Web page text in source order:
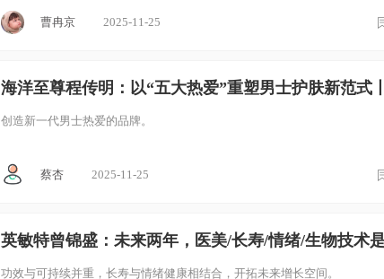
曹冉京 2025-11-25
海洋至尊程传明：以“五大热爱”重塑男士护肤新范式
创造新一代男士热爱的品牌。
蔡杏 2025-11-25
功效与可持续并重，长寿与情绪健康相结合，开拓未来增长空间。